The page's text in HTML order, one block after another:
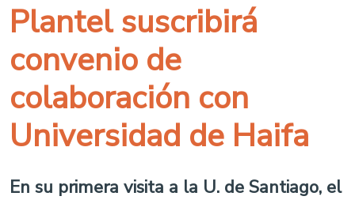
Plantel suscribirá
convenio de
colaboración con
Universidad de Haifa
En su primera visita a la U. de Santiago, el